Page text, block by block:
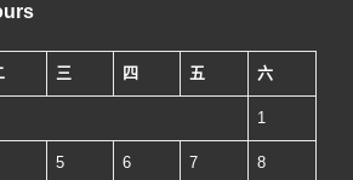
三 四 五 六
1
5 6 7 8